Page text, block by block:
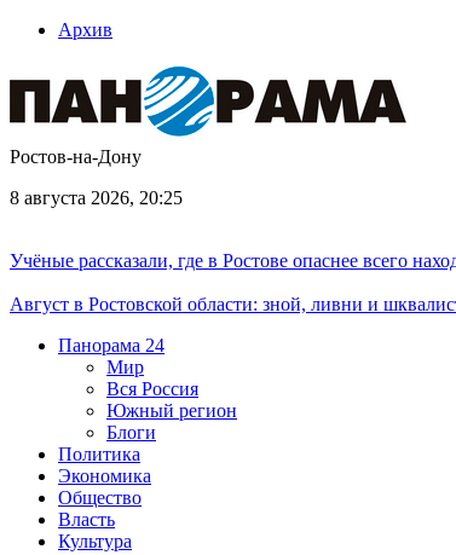
Архив
Ростов-на-Дону
8 августа 2026, 20:25
Учёные рассказали, где в Ростове опаснее всего
Август в Ростовской области: зной, ливни и
Панорама 24
Мир
Вся Россия
Южный регион
Блоги
Политика
Экономика
Общество
Власть
Культура